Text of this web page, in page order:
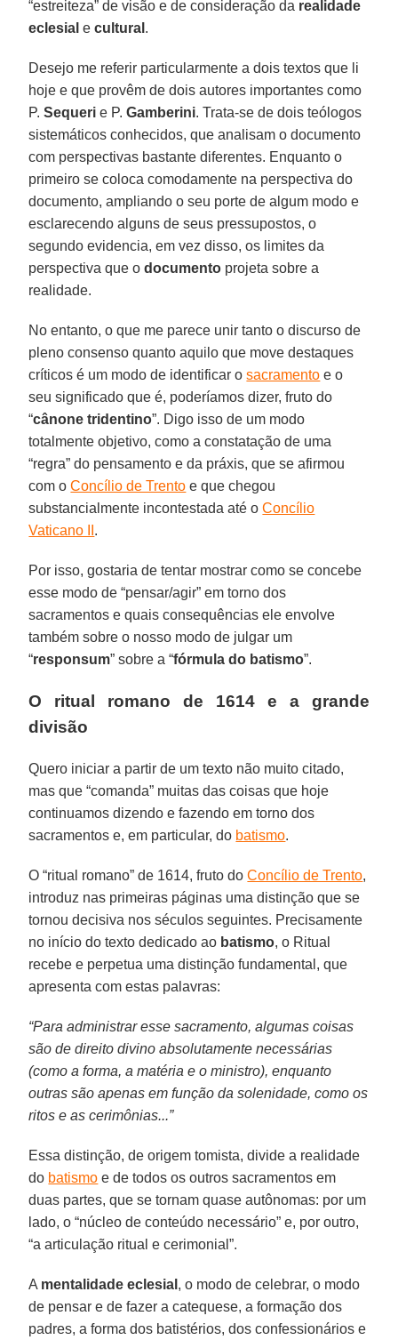
“estreiteza” de visão e de consideração da realidade
eclesial ecultural .
Desejo me referir particularmente a dois textos que li
hoje e que provêm de dois autores importantes como
P. Sequeri e P. Gamberini. Trata-se de dois teólogos
sistemáticos conhecidos, que analisam o documento
com perspectivas bastante diferentes. Enquanto o
primeiro se coloca comodamente na perspectiva do
documento, ampliando o seu porte de algum modo e
esclarecendo alguns de seus pressupostos, o
segundo evidencia, em vez disso, os limites da
perspectiva que odocumento projeta sobre a
realidade.
No entanto, o que me parece unir tanto o discurso de
pleno consenso quanto aquilo que move destaques
críticos é um modo de identificar osacramento e o
seu significado que é, poderíamos dizer, fruto do
“cânone tridentino”. Digo isso de um modo
totalmente objetivo, como a constatação de uma
“regra” do pensamento e da práxis, que se afirmou
com oConcílio de Trento e que chegou
substancialmente incontestada até oConcílio
Vaticano II .
Por isso, gostaria de tentar mostrar como se concebe
esse modo de “pensar/agir” em torno dos
sacramentos e quais consequências ele envolve
também sobre o nosso modo de julgar um
“responsum” sobre a “fórmula do batismo”.
O ritual romano de 1614 e a grande
divisão
Quero iniciar a partir de um texto não muito citado,
mas que “comanda” muitas das coisas que hoje
continuamos dizendo e fazendo em torno dos
sacramentos e, em particular, do batismo.
O “ritual romano” de 1614, fruto doConcílio de Trento,
introduz nas primeiras páginas uma distinção que se
tornou decisiva nos séculos seguintes. Precisamente
no início do texto dedicado ao batismo, o Ritual
recebe e perpetua uma distinção fundamental, que
apresenta com estas palavras:
“Para administrar esse sacramento, algumas coisas
são de direito divino absolutamente necessárias
(como a forma, a matéria e o ministro), enquanto
outras são apenas em função da solenidade, como os
ritos e as cerimônias...”
Essa distinção, de origem tomista, divide a realidade
do batismo e de todos os outros sacramentos em
duas partes, que se tornam quase autônomas: por um
lado, o “núcleo de conteúdo necessário” e, por outro,
“a articulação ritual e cerimonial”.
A mentalidade eclesial , o modo de celebrar, o modo
de pensar e de fazer a catequese, a formação dos
padres, a forma dos batistérios, dos confessionários e